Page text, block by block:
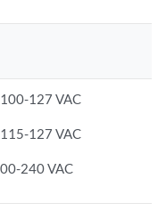
127 VAC
127 VAC
240 VAC